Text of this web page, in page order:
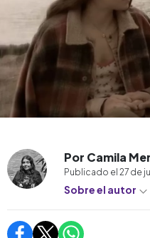
Por Camila
Publicado el 27 de
Sobre el autor